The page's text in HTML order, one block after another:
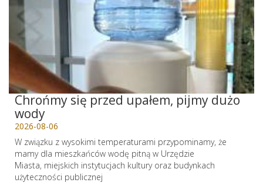
Chrońmy się przed upałem, pijmy dużo
wody
2026-08-06
W związku z wysokimi temperaturami przypominamy, że
mamy dla mieszkańców wodę pitną w Urzędzie
Miasta, miejskich instytucjach kultury oraz budynkach
użyteczności publicznej